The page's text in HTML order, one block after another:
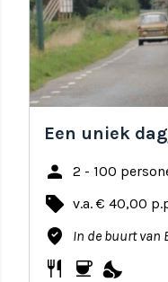
Een uniek
person 2 - 100
local_offer v.a. € 40,00
where_to_vote In de buurt van
restaurant coffee nights_stay